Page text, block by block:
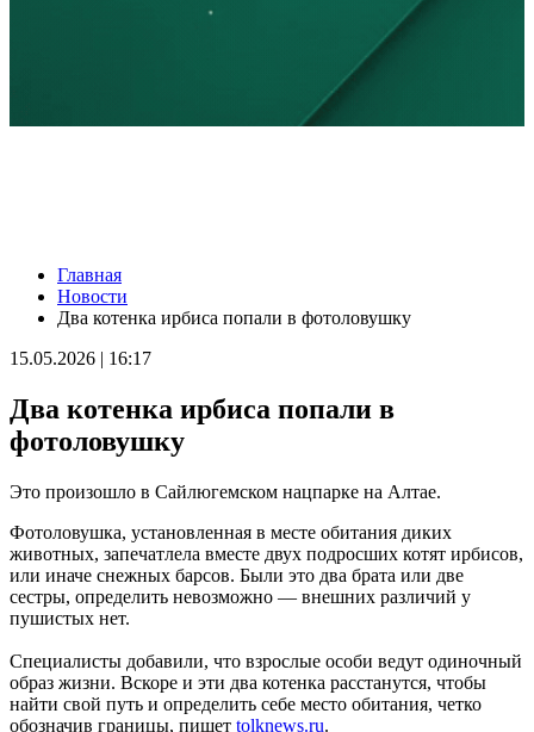
Кибермошенничество: как отличить реального руководителя
от дипфейка
06.08.2026 | 11:22
иммунитет летом
В Самаре с экс-руководителя бюро МСЭ взыскали 1,7 млн
рублей уголовного штрафа
06.08.2026 | 11:07
вернувшимся с передовой бойцам
Передвижной флюорограф объедет два десятка сел
Похвистневского района
06.08.2026 | 11:00
Самарская область развивает сотрудничество с Индией
06.08.2026 | 11:00
06.08.2026 | 10:55
В Самарской области прошел фестиваль искусств "Репин
навсегда"
06.08.2026 | 10:47
Главная
Новости
Два котенка ирбиса попали в фотоловушку
15.05.2026 | 16:17
Два котенка ирбиса попали в
фотоловушку
Это произошло в Сайлюгемском нацпарке на Алтае.
Фотоловушка, установленная в месте обитания диких
животных, запечатлела вместе двух подросших котят ирбисов,
или иначе снежных барсов. Были это два брата или две
сестры, определить невозможно — внешних различий у
пушистых нет.
Специалисты добавили, что взрослые особи ведут одиночный
образ жизни. Вскоре и эти два котенка расстанутся, чтобы
найти свой путь и определить себе место обитания, четко
обозначив границы, пишет tolknews.ru.